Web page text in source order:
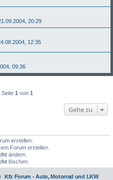
20:29
12:35
09:36
Seite 1 von 1
Gehe zu
erstellen.
Forum erstellen.
ändern.
löschen.
Kfz Forum - Auto, Motorrad und LKW